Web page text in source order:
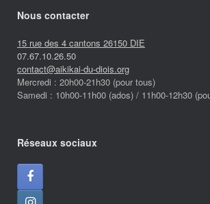
Nous contacter
15 rue des 4 cantons 26150 DIE
07.67.10.26.50
contact@aikikai-du-diois.org
Mercredi : 20h00-21h30 (pour tous)
Samedi : 10h00-11h00 (ados) / 11h00-12h30
Réseaux sociaux